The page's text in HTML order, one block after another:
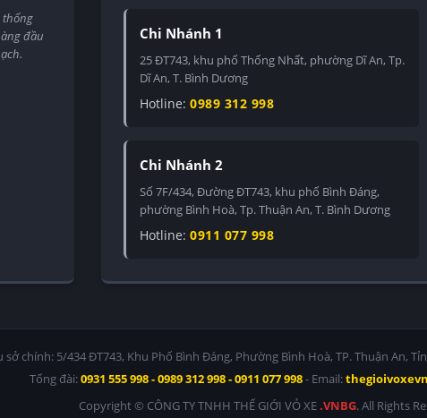
thống
đầu
Chi Nhánh 1
25 ĐT743, khu phố Thống Nhất, phường Dĩ An, Tp.
Dĩ An, T. Bình Dương
Hotline: 0989 312 998
Chi Nhánh 2
Số 7F/434, Đường ĐT743, khu phố Bình Đáng,
phường Bình Hoà, Tp. Thuận An, T. Bình Dương
Hotline: 0911 077 998
sở chính: 5/434 ĐT743, Khu Phố Bình Đáng, Phường Bình Hoà, TP. Thuận An,
Tổng đài:0931 555 998 - 0989 312 998 - 0911 077 998- Email:
Copyright © CÔNG TY TNHH THẾ GIỚI VỎ XE.VNBG. All Rights